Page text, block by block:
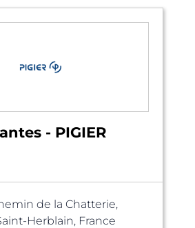
- PIGIER
de la Chatterie,
Herblain, France